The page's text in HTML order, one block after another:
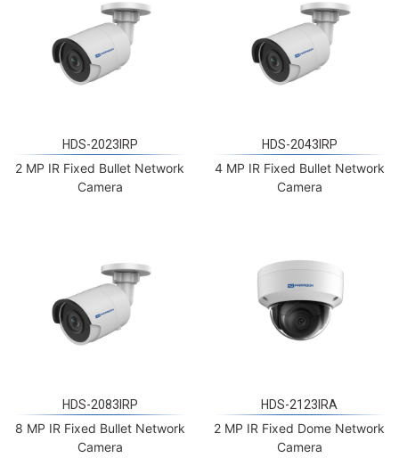
2 MP IR Fixed Bullet Network
Camera
4 MP IR Fixed Bullet Network
Camera
8 MP IR Fixed Bullet Network
Camera
2 MP IR Fixed Dome Network
Camera